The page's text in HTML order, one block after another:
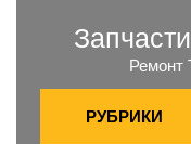
Ремонт
РУБРИКИ